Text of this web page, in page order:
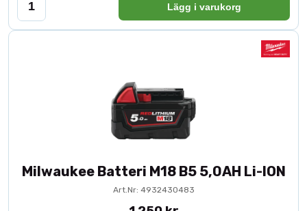
Lägg i varukorg
Milwaukee Batteri M18 B5 5,0AH Li-ION
Art.Nr: 4932430483